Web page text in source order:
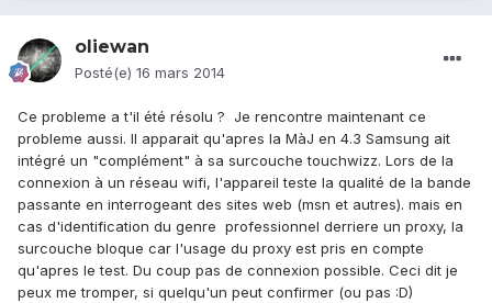
oliewan
Posté(e) 16 mars 2014
Ce probleme a t'il été résolu ? Je rencontre maintenant ce
probleme aussi. Il apparait qu'apres la MàJ en 4.3 Samsung ait
intégré un "complément" à sa surcouche touchwizz. Lors de la
connexion à un réseau wifi, l'appareil teste la qualité de la bande
passante en interrogeant des sites web (msn et autres). mais en
cas d'identification du genre professionnel derriere un proxy, la
surcouche bloque car l'usage du proxy est pris en compte
qu'apres le test. Du coup pas de connexion possible. Ceci dit je
peux me tromper, si quelqu'un peut confirmer (ou pas :D)